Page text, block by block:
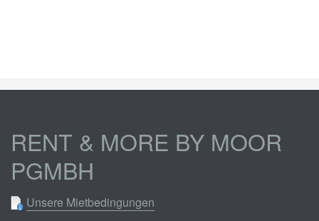
RENT & MORE BY MOOR
PGMBH
Unsere Mietbedingungen